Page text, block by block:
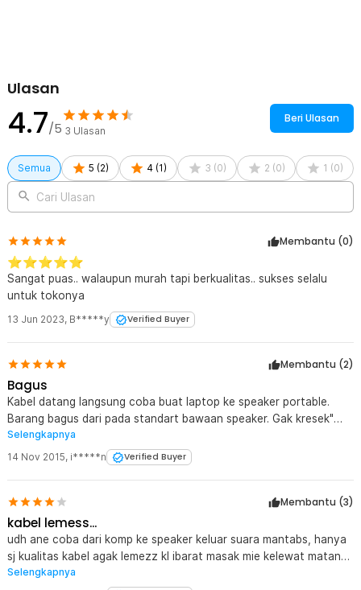
Sambungkan Tanpa Terbatas
Dengan panjang kabel 1 M, Anda mendapatkan fleksibilitas lebih
tanpa perlu khawatir dengan keterbatasan jarak antar perangkat.
Ukurannya yang pas juga memudahkan penyimpanan dan
penggunaan sehari-hari.
Kelengkapan Produk
Rincian yang Anda dapatkan untuk pembelian produk ini:
Ulasan
4.7/5 3 Ulasan
Beri Ulasan
Semua 5 (2) 4 (1 ) 3 (0) 2 (0) 1 (0)
Cari Ulasan
Membantu (0)
⭐⭐⭐⭐⭐
Sangat puas.. walaupun murah tapi berkualitas.. sukses selalu
untuk tokonya
13 Jun 2023, B*****y Verified Buyer
Membantu (2)
Bagus
Kabel datang langsung coba buat laptop ke speaker portable.
Barang bagus dari pada standart bawaan speaker. Gak kresek"
pake kabel ini. overall PUAS
Selengkapnya
14 Nov 2015, i*****n Verified Buyer
Membantu (3)
kabel lemess...
udh ane coba dari komp ke speaker keluar suara mantabs, hanya
sj kualitas kabel agak lemezz kl ibarat masak mie kelewat matang
hahahah.......
Selengkapnya